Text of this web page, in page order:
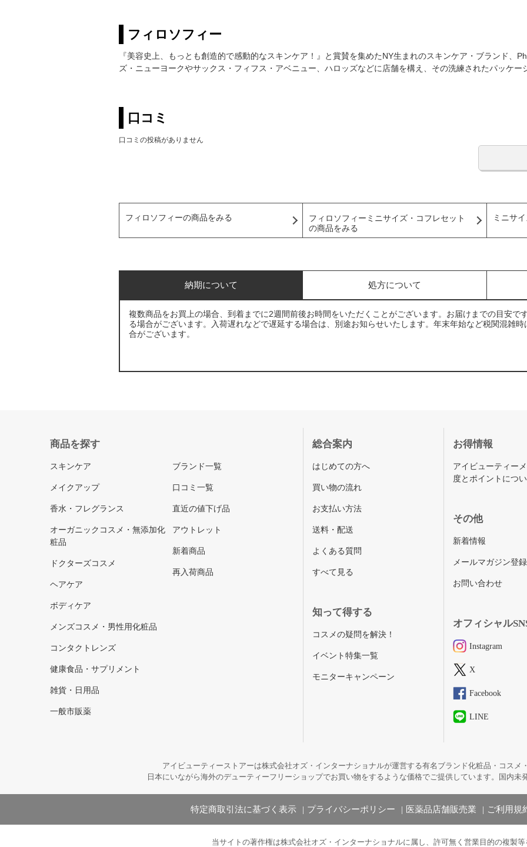
フィロソフィー
『美容史上、もっとも創造的で感動的なスキンケア！』と賞賛を集めたNY生まれのスキンケア・ブランド、
ズ・ニューヨークやサックス・フィフス・アベニュー、ハロッズなどに店舗を構え、その洗練されたパッケー
口コミ
口コミの投稿がありません
フィロソフィーの商品をみる
フィロソフィーミニサイズ・コフレセット
の商品をみる
ミニサ
納期について 処方について
複数商品をお買上の場合、到着までに2週間前後お時間をいただくことがございます。お届けまでの目安で
る場合がございます。入荷遅れなどで遅延する場合は、別途お知らせいたします。年末年始など税関混雑
合がございます。
商品を探す
スキンケア
メイクアップ
香水・フレグランス
オーガニックコスメ・無添加化
粧品
ドクターズコスメ
ヘアケア
ボディケア
メンズコスメ・男性用化粧品
コンタクトレンズ
健康食品・サプリメント
雑貨・日用品
一般市販薬
ブランド一覧
口コミ一覧
直近の値下げ品
アウトレット
新着商品
再入荷商品
総合案内
はじめての方へ
買い物の流れ
お支払い方法
送料・配送
よくある質問
すべて見る
知って得する
コスメの疑問を解決！
イベント特集一覧
モニターキャンペーン
お得情報
アイビューティー
度とポイントにつ
その他
新着情報
メールマガジン登録
お問い合わせ
オフィシャル
Instagram
X
Facebook
LINE
アイビューティーストアーは株式会社オズ・インターナショナルが運営する有名ブランド化粧品・コスメ
日本にいながら海外のデューティーフリーショップでお買い物をするような価格でご提供しています。国内未
特定商取引法に基づく表示 プライバシーポリシー 医薬品店舗販売業 ご利用規
当サイトの著作権は株式会社オズ・インターナショナルに属し、許可無く営業目的の複製等